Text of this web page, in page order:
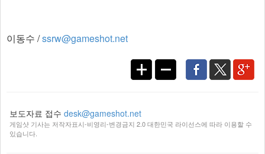
이동수 /ssrw@gameshot.net
보도자료 접수 desk@gameshot.net
게임샷 기사는 저작자표시-비영리-변경금지 2.0 대한민국 라이선스에 따라 이용할 수
있습니다.